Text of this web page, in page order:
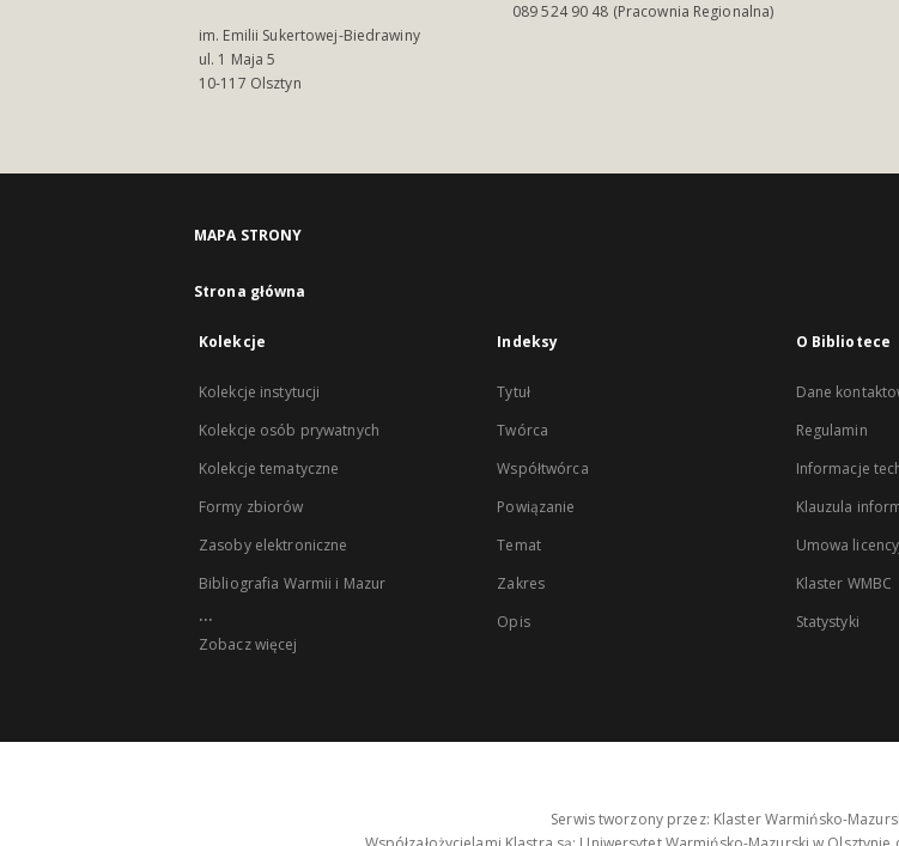
im. Emilii Sukertowej-Biedrawiny
ul. 1 Maja 5
10-117 Olsztyn
089 524 90 48 (Pracownia Regionalna)
MAPA STRONY
Strona główna
Kolekcje
Kolekcje instytucji
Kolekcje osób prywatnych
Kolekcje tematyczne
Formy zbiorów
Zasoby elektroniczne
Bibliografia Warmii i Mazur
...
Zobacz więcej
Indeksy
Tytuł
Twórca
Współtwórca
Powiązanie
Temat
Zakres
Opis
O Bibliotece
Dane
Regulamin
Informacje
Klauzula
Umowa
Klaster WMBC
Statystyki
Serwis tworzony przez: Klaster Warmińsko-